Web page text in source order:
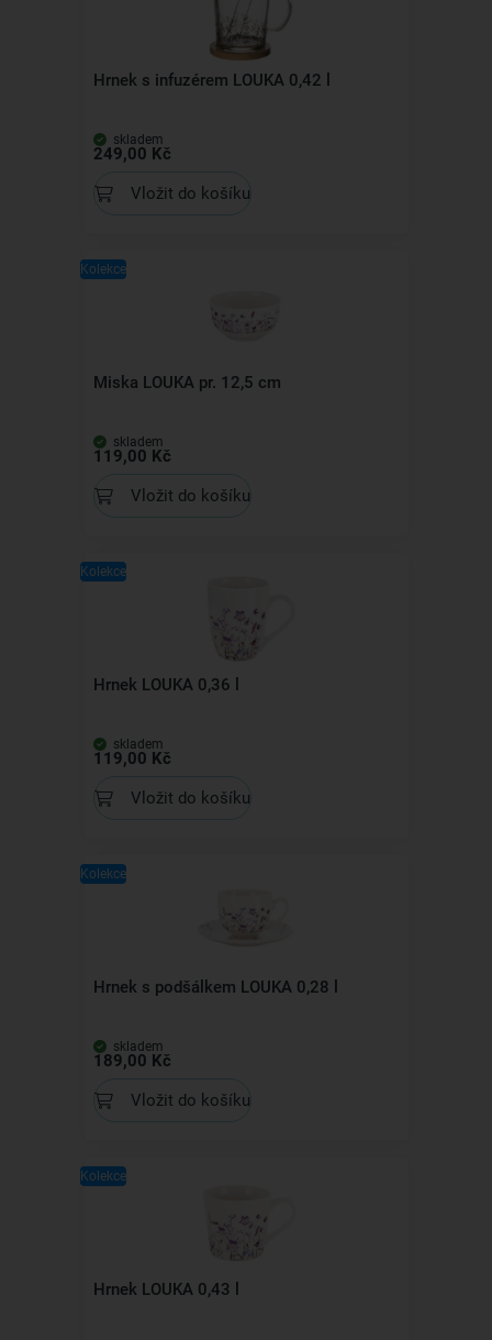
Hrnek s infuzérem LOUKA 0,42 l
skladem
249,00 Kč
Vložit do košíku
Kolekce
Miska LOUKA pr. 12,5 cm
skladem
119,00 Kč
Vložit do košíku
Kolekce
Hrnek LOUKA 0,36 l
skladem
119,00 Kč
Vložit do košíku
Kolekce
Hrnek s podšálkem LOUKA 0,28 l
skladem
189,00 Kč
Vložit do košíku
Kolekce
Hrnek LOUKA 0,43 l